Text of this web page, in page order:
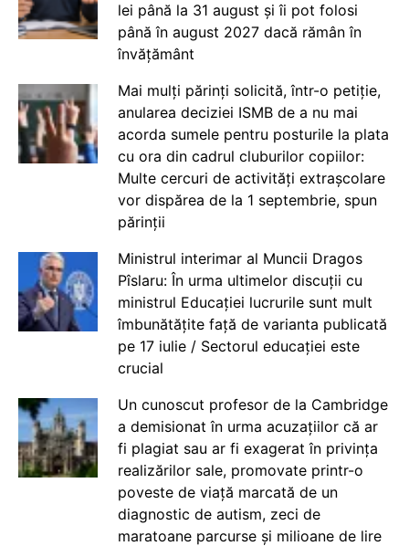
lei până la 31 august și îi pot folosi
până în august 2027 dacă rămân în
învățământ
Mai mulți părinți solicită, într-o petiție,
anularea deciziei ISMB de a nu mai
acorda sumele pentru posturile la plata
cu ora din cadrul cluburilor copiilor:
Multe cercuri de activități extrașcolare
vor dispărea de la 1 septembrie, spun
părinții
Ministrul interimar al Muncii Dragos
Pîslaru: În urma ultimelor discuții cu
ministrul Educației lucrurile sunt mult
îmbunătățite față de varianta publicată
pe 17 iulie / Sectorul educației este
crucial
Un cunoscut profesor de la Cambridge
a demisionat în urma acuzațiilor că ar
fi plagiat sau ar fi exagerat în privința
realizărilor sale, promovate printr-o
poveste de viață marcată de un
diagnostic de autism, zeci de
maratoane parcurse și milioane de lire